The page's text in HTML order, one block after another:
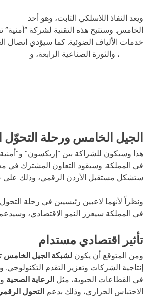
ويعد النفاذ اللاسلكي الثابت، وهو أحد
الخامس. وستتيح هذه التقنية لشركة “أمنية”
خدمات الألياف الضوئية. كما سيؤدي اتصال
، والثورة الصناعية الرابعة، و
الجيل الخامس ورحلة
هذا وسيكون للشراكة بين “إريكسون”
في المملكة. وسيقود التعاون المشترك في
ستشكل مستقبل الأردن الرقمي، وذلك على
ونظراً لأنهما لاعبين رئيسيين في رحلة
في المملكة سيعزز النمو الاقتصادي،
تأثير اقتصادي مستدام
ومن المتوقع أن يكون لشبكة الجيل الخامس
إنتاجية الشركات وتعزيز التقدم
في القطاعات الحيوية، مثل الرعاية الصحية
الاحتباس الحراري، وذلك بدعم التحول